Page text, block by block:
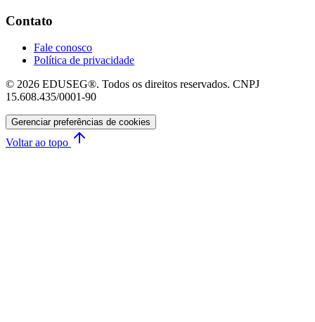
Contato
Fale conosco
Política de privacidade
© 2026 EDUSEG®. Todos os direitos reservados. CNPJ
15.608.435/0001-90
Gerenciar preferências de cookies
Voltar ao topo